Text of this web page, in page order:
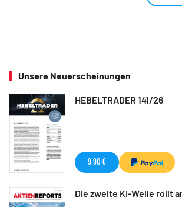
Unsere Neuerscheinungen
HEBELTRADER 141/26
9,90 €
Die zweite KI-Welle rollt